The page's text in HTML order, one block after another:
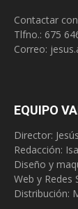
Contactar
Tlfno.: 675
Correo:
EQUIPO
Director:
Redacción:
Diseño y
Web y Redes
Distribución: